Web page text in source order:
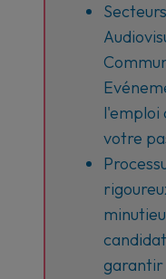
l'emploi
votre
garantir